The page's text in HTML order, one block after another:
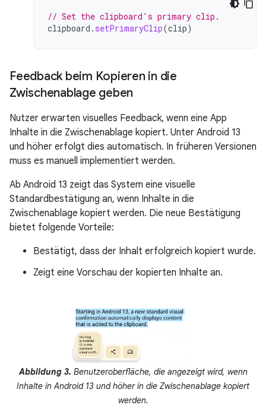
// Set the clipboard's primary clip.
clipboard . setPrimaryClip(clip)
Feedback beim Kopieren in die
Zwischenablage geben
Nutzer erwarten visuelles Feedback, wenn eine App
Inhalte in die Zwischenablage kopiert. Unter Android 13
und höher erfolgt dies automatisch. In früheren Versionen
muss es manuell implementiert werden.
Ab Android 13 zeigt das System eine visuelle
Standardbestätigung an, wenn Inhalte in die
Zwischenablage kopiert werden. Die neue Bestätigung
bietet folgende Vorteile:
Bestätigt, dass der Inhalt erfolgreich kopiert wurde.
Zeigt eine Vorschau der kopierten Inhalte an.
Abbildung 3. Benutzeroberfläche, die angezeigt wird, wenn
Inhalte in Android 13 und höher in die Zwischenablage kopiert
werden.